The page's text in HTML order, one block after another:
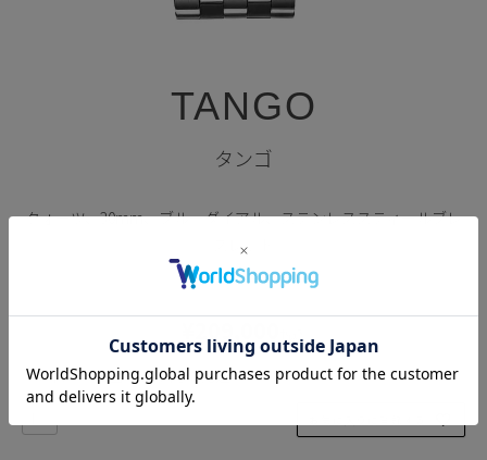
TANGO
タンゴ
クォーツ、30mm、ブルーダイアル、ステンレススティールブレ
スレット
5960-ST-00500
発送目安： 2営業日以内に発送